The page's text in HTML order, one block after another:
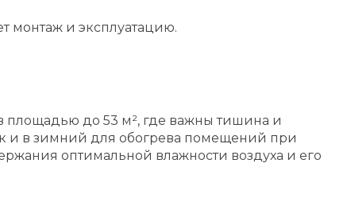
монтаж и эксплуатацию.
до 53 м², где важны тишина и
и в зимний для обогрева помещений при
оптимальной влажности воздуха и его